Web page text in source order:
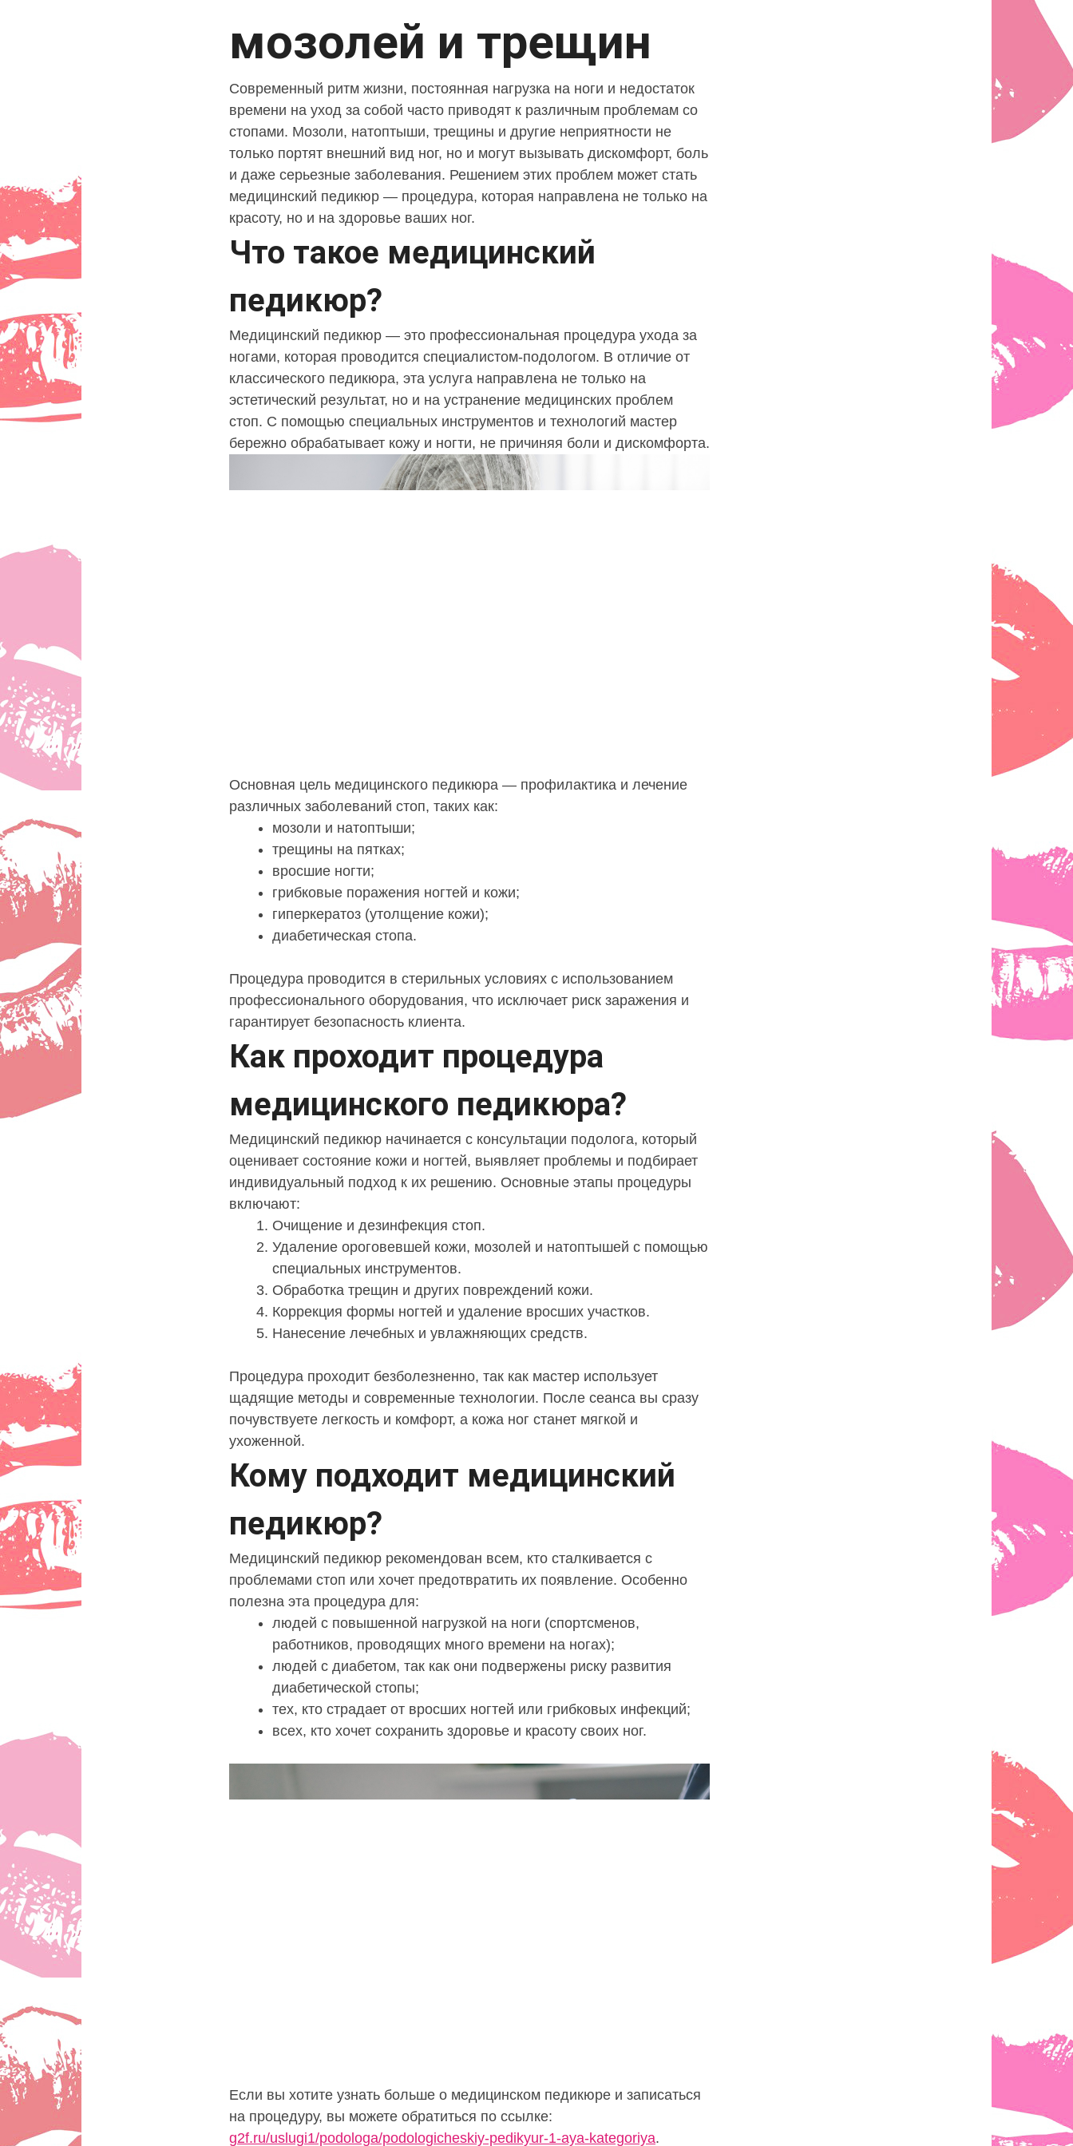
мозолей и трещин
Современный ритм жизни, постоянная нагрузка на ноги и недостаток
времени на уход за собой часто приводят к различным проблемам со
стопами. Мозоли, натоптыши, трещины и другие неприятности не
только портят внешний вид ног, но и могут вызывать дискомфорт, боль
и даже серьезные заболевания. Решением этих проблем может стать
медицинский педикюр — процедура, которая направлена не только на
красоту, но и на здоровье ваших ног.
Что такое медицинский
педикюр?
Медицинский педикюр — это профессиональная процедура ухода за
ногами, которая проводится специалистом-подологом. В отличие от
классического педикюра, эта услуга направлена не только на
эстетический результат, но и на устранение медицинских проблем
стоп. С помощью специальных инструментов и технологий мастер
бережно обрабатывает кожу и ногти, не причиняя боли и дискомфорта.
Основная цель медицинского педикюра — профилактика и лечение
различных заболеваний стоп, таких как:
мозоли и натоптыши;
трещины на пятках;
вросшие ногти;
грибковые поражения ногтей и кожи;
гиперкератоз (утолщение кожи);
диабетическая стопа.
Процедура проводится в стерильных условиях с использованием
профессионального оборудования, что исключает риск заражения и
гарантирует безопасность клиента.
Как проходит процедура
медицинского педикюра?
Медицинский педикюр начинается с консультации подолога, который
оценивает состояние кожи и ногтей, выявляет проблемы и подбирает
индивидуальный подход к их решению. Основные этапы процедуры
включают:
Очищение и дезинфекция стоп.
Удаление ороговевшей кожи, мозолей и натоптышей с помощью
специальных инструментов.
Обработка трещин и других повреждений кожи.
Коррекция формы ногтей и удаление вросших участков.
Нанесение лечебных и увлажняющих средств.
Процедура проходит безболезненно, так как мастер использует
щадящие методы и современные технологии. После сеанса вы сразу
почувствуете легкость и комфорт, а кожа ног станет мягкой и
ухоженной.
Кому подходит медицинский
педикюр?
Медицинский педикюр рекомендован всем, кто сталкивается с
проблемами стоп или хочет предотвратить их появление. Особенно
полезна эта процедура для:
людей с повышенной нагрузкой на ноги (спортсменов,
работников, проводящих много времени на ногах);
людей с диабетом, так как они подвержены риску развития
диабетической стопы;
тех, кто страдает от вросших ногтей или грибковых инфекций;
всех, кто хочет сохранить здоровье и красоту своих ног.
Если вы хотите узнать больше о медицинском педикюре и записаться
на процедуру, вы можете обратиться по ссылке:
g2f.ru/uslugi1/podologa/podologicheskiy-pedikyur-1-aya-kategoriya.